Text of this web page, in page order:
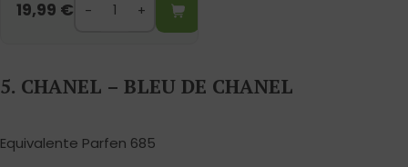
19,99 €
5. CHANEL – BLEU DE CHANEL
Equivalente Parfen 685